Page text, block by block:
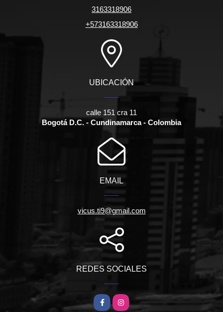
3163318906
+573163318906
UBICACIÓN
calle 151 cra 11
Bogotá D.C. - Cundinamarca - Colombia
EMAIL
vicus.ti9@gmail.com
REDES SOCIALES
FacebookInstagram